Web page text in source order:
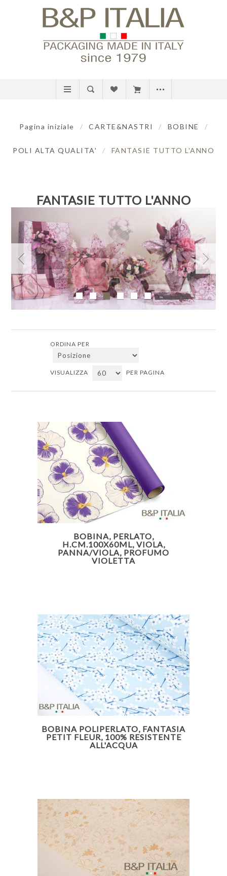
Pagina iniziale / CARTE&NASTRI / BOBINE /
POLI ALTA QUALITA' / FANTASIE TUTTO L'ANNO
FANTASIE TUTTO L'ANNO
ORDINA PER
VISUALIZZA PER PAGINA
BOBINA, PERLATO,
H.CM.100X60ML, VIOLA,
PANNA/VIOLA, PROFUMO
VIOLETTA
BOBINA POLIPERLATO, FANTASIA
PETIT FLEUR, 100% RESISTENTE
ALL'ACQUA